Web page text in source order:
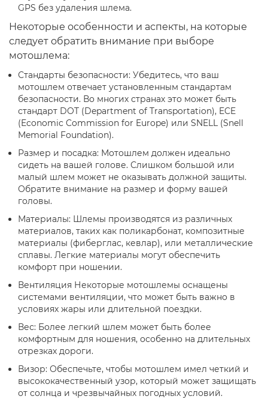
GPS без удаления шлема.
Некоторые особенности и аспекты, на которые
следует обратить внимание при выборе
мотошлема:
Стандарты безопасности: Убедитесь, что ваш
мотошлем отвечает установленным стандартам
безопасности. Во многих странах это может быть
стандарт DOT (Department of Transportation), ECE
(Economic Commission for Europe) или SNELL (Snell
Memorial Foundation).
Размер и посадка: Мотошлем должен идеально
сидеть на вашей голове. Слишком большой или
малый шлем может не оказывать должной защиты.
Обратите внимание на размер и форму вашей
головы.
Материалы: Шлемы производятся из различных
материалов, таких как поликарбонат, композитные
материалы (фиберглас, кевлар), или металлические
сплавы. Легкие материалы могут обеспечить
комфорт при ношении.
Вентиляция Некоторые мотошлемы оснащены
системами вентиляции, что может быть важно в
условиях жары или длительной поездки.
Вес: Более легкий шлем может быть более
комфортным для ношения, особенно на длительных
отрезках дороги.
Визор: Обеспечьте, чтобы мотошлем имел четкий и
высококачественный узор, который может защищать
от солнца и чрезвычайных погодных условий.